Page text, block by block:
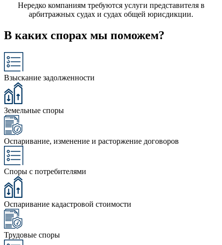
Нередко компаниям требуются услуги представителя в
арбитражных судах и судах общей юрисдикции.
В каких спорах мы поможем?
Взыскание задолженности
Земельные споры
Оспаривание, изменение и расторжение договоров
Споры с потребителями
Оспаривание кадастровой стоимости
Трудовые споры